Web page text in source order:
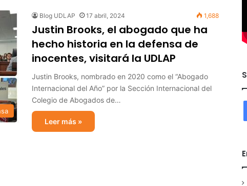
Blog UDLAP 17 abril, 2024 1,688
Justin Brooks, el abogado que ha
hecho historia en la defensa de
inocentes, visitará la UDLAP
Justin Brooks, nombrado en 2020 como el “Abogado
Internacional del Año” por la Sección Internacional del
Colegio de Abogados de…
Leer más »